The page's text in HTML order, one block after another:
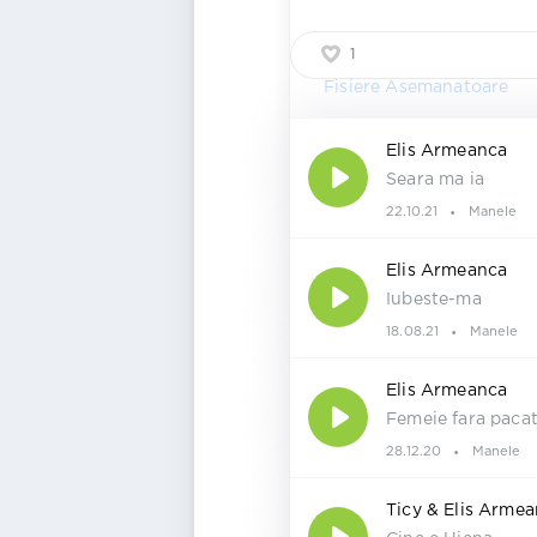
1
Fisiere Asemanatoare
Elis Armeanca
Seara ma ia
22.10.21 Manele
Elis Armeanca
Iubeste-ma
18.08.21 Manele
Elis Armeanca
Femeie fara pacat
28.12.20 Manele
Ticy & Elis